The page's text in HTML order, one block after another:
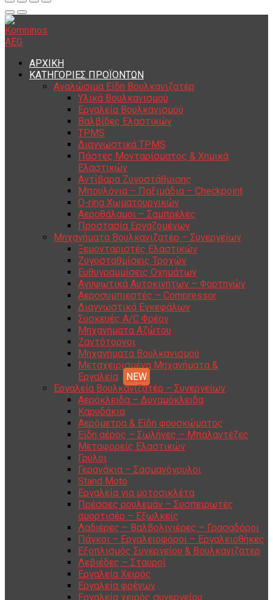
ΑΡΧΙΚΗ
ΚΑΤΗΓΟΡΙΕΣ ΠΡΟΪΟΝΤΩΝ
Αναλώσιμα Είδη Βουλκανιζατέρ
Υλικά Βουλκανισμού
Εργαλεία Βουλκανισμού
Βαλβίδες Ελαστικών
TPMS
Διαγνωστικά TPMS
Πάστες Μονταρίσματος & Χημικά
Ελαστικών
Αντίβαρα Ζυγοστάθμισης
Μπουλόνια – Παξιμάδια – Checkpoint
O-ring Χωματουργικών
Αεροθάλαμοι – Σαμπρέλες
Προστασία Εργαζομένων
Μηχανήματα Βουλκανιζατέρ – Συνεργείων
Ξεμονταριστές Ελαστικών
Ζυγοσταθμίσεις Τροχών
Ευθυγραμμίσεις Οχημάτων
Ανυψωτικά Αυτοκινήτων – Φορτηγών
Αεροσυμπιεστές – Compressor
Διαγνωστικά Εγκεφάλων
Συσκευές A/C Φρέον
Μηχανήματα Αζώτου
Ζαντότορνοι
Μηχανήματα Βουλκανισμού
Μεταχειρισμένα Μηχανήματα &
Εργαλεία
Εργαλεία Βουλκανιζατέρ – Συνεργείων
Αερόκλειδα – Δυναμόκλειδα
Καρυδάκια
Αερόμετρα & Είδη φουσκώματος
Είδη αέρος – Σωλήνες – Μπαλαντέζες
Μεταφορείς Ελαστικών
Γρύλοι
Γερανάκια – Σασμανόγρυλοι
Stand Moto
Εργαλεία για μοτοσικλέτα
Πρέσσες ρουλεμάν – Συσπειρωτές
αμορτισέρ – Εξωλκείς
Λαδιέρες – Βαλβολινιέρες – Γρασαδόροι
Πάγκοι – Εργαλειοφόροι – Εργαλειοθήκες
Εξοπλισμός Συνεργείου & Βουλκανιζατερ
Λεβιέδες – Σταυροί
Εργαλεία Χειρός
Εργαλεία φρένων
Εργαλεία χειρός συνεργείου